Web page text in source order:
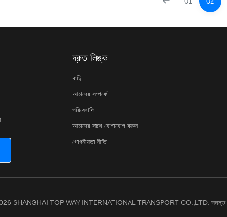
দ্রুত লিঙ্ক
বাড়ি
আমাদের সম্পর্কে
পরিষেবাদি
আমাদের সাথে যোগাযোগ করুন
গোপনীয়তা নীতি
SHANGHAI TOP WAY INTERNATIONAL TRANSPORT CO.,LTD. সমস্ত